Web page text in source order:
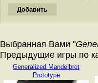
Выбранная Вами "
Предыдущие игры по
Generalized Mandelbrot
Prototype